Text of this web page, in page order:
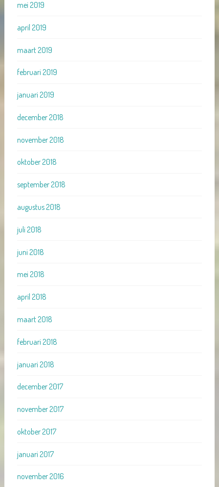
mei 2019
april 2019
maart 2019
februari 2019
januari 2019
december 2018
november 2018
oktober 2018
september 2018
augustus 2018
juli 2018
juni 2018
mei 2018
april 2018
maart 2018
februari 2018
januari 2018
december 2017
november 2017
oktober 2017
januari 2017
november 2016